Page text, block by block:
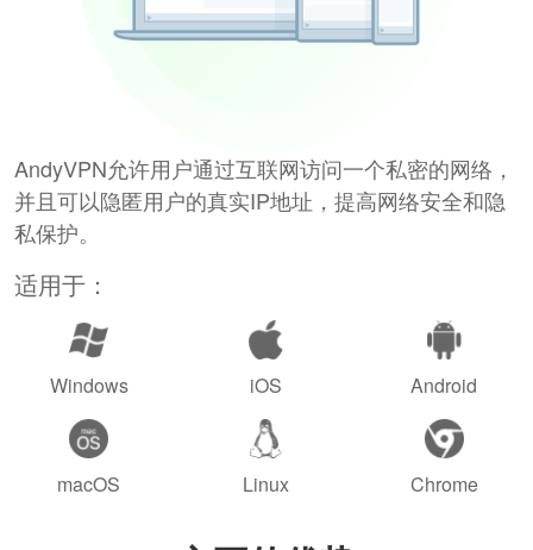
AndyVPN允许用户通过互联网访问一个私密的网络，
并且可以隐匿用户的真实IP地址，提高网络安全和隐
私保护。
适用于：
Windows iOS Android
macOS Linux Chrome